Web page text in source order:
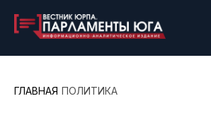
ГЛАВНАЯ ПОЛИТИКА